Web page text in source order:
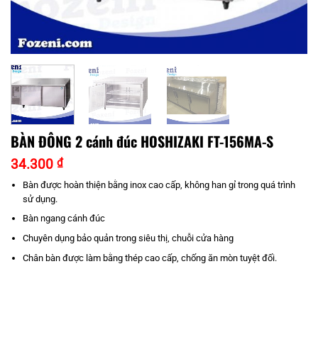
BÀN ĐÔNG 2 cánh đúc HOSHIZAKI FT-156MA-S
34.300 ₫
Bàn được hoàn thiện bằng inox cao cấp, không han gỉ trong quá trình
sử dụng.
Bàn ngang cánh đúc
Chuyên dụng bảo quản trong siêu thị, chuỗi cửa hàng
Chân bàn được làm bằng thép cao cấp, chống ăn mòn tuyệt đối.